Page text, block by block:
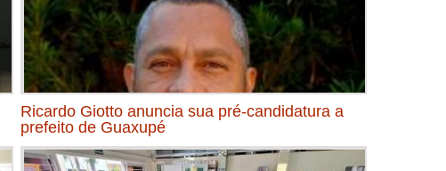
Ricardo Giotto anuncia sua pré-candidatura a
prefeito de Guaxupé